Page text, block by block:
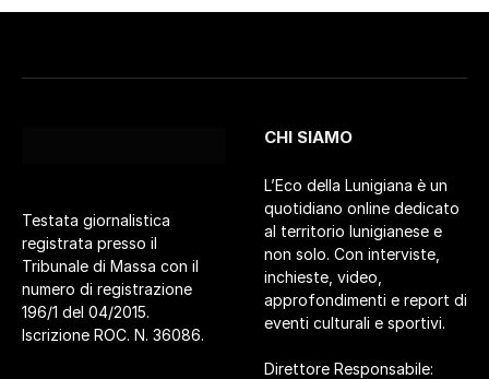
Testata giornalistica
registrata presso il
Tribunale di Massa con il
numero di registrazione
196/1 del 04/2015.
Iscrizione ROC. N. 36086.
CHI SIAMO
L’Eco della Lunigiana è un
quotidiano online dedicato
al territorio lunigianese e
non solo. Con interviste,
inchieste, video,
approfondimenti e report di
eventi culturali e sportivi.
Direttore Responsabile: